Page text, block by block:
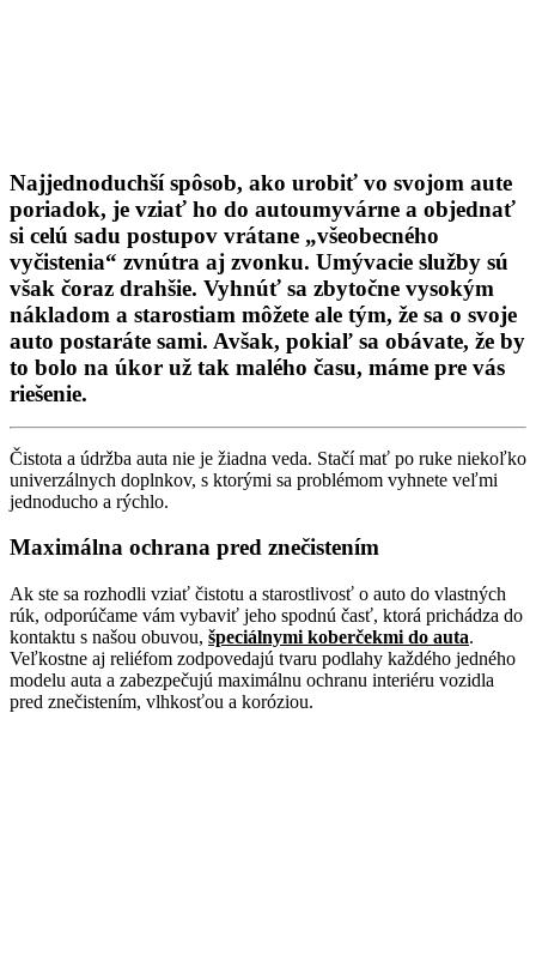
Najjednoduchší spôsob, ako urobiť vo svojom aute
poriadok, je vziať ho do autoumyvárne a objednať
si celú sadu postupov vrátane „všeobecného
vyčistenia“ zvnútra aj zvonku. Umývacie služby sú
však čoraz drahšie. Vyhnúť sa zbytočne vysokým
nákladom a starostiam môžete ale tým, že sa o svoje
auto postaráte sami. Avšak, pokiaľ sa obávate, že by
to bolo na úkor už tak malého času, máme pre vás
riešenie.
Čistota a údržba auta nie je žiadna veda. Stačí mať po ruke niekoľko
univerzálnych doplnkov, s ktorými sa problémom vyhnete veľmi
jednoducho a rýchlo.
Maximálna ochrana pred znečistením
Ak ste sa rozhodli vziať čistotu a starostlivosť o auto do vlastných
rúk, odporúčame vám vybaviť jeho spodnú časť, ktorá prichádza do
kontaktu s našou obuvou, špeciálnymi koberčekmi do auta.
Veľkostne aj reliéfom zodpovedajú tvaru podlahy každého jedného
modelu auta a zabezpečujú maximálnu ochranu interiéru vozidla
pred znečistením, vlhkosťou a koróziou.